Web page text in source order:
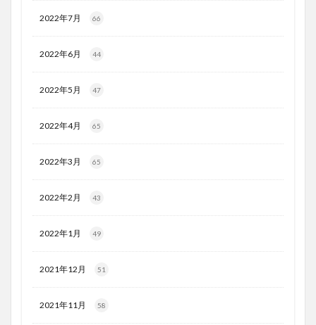
2022年7月 66
2022年6月 44
2022年5月 47
2022年4月 65
2022年3月 65
2022年2月 43
2022年1月 49
2021年12月 51
2021年11月 58